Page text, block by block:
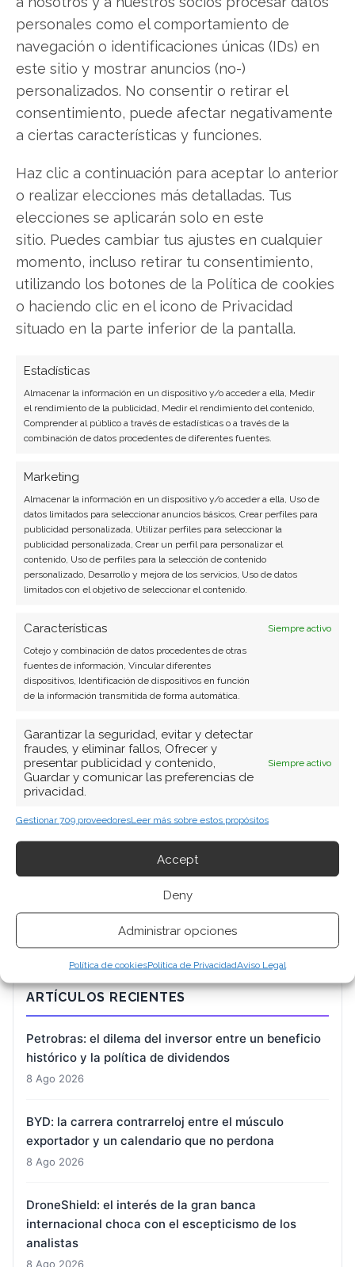
personales como el comportamiento de
navegación o identificaciones únicas (IDs) en
este sitio y mostrar anuncios (no-)
personalizados. No consentir o retirar el
consentimiento, puede afectar negativamente
a ciertas características y funciones.
Haz clic a continuación para aceptar lo anterior
o realizar elecciones más detalladas. Tus
elecciones se aplicarán solo en este
sitio. Puedes cambiar tus ajustes en cualquier
momento, incluso retirar tu consentimiento,
utilizando los botones de la Política de cookies
o haciendo clic en el icono de Privacidad
situado en la parte inferior de la pantalla.
Estadísticas
Almacenar la información en un dispositivo y/o acceder a ella, Medir
el rendimiento de la publicidad, Medir el rendimiento del contenido,
Comprender al público a través de estadísticas o a través de la
combinación de datos procedentes de diferentes fuentes.
Marketing
Almacenar la información en un dispositivo y/o acceder a ella, Uso de
datos limitados para seleccionar anuncios básicos, Crear perfiles para
publicidad personalizada, Utilizar perfiles para seleccionar la
publicidad personalizada, Crear un perfil para personalizar el
contenido, Uso de perfiles para la selección de contenido
personalizado, Desarrollo y mejora de los servicios, Uso de datos
limitados con el objetivo de seleccionar el contenido.
Características
Siempre activo
Cotejo y combinación de datos procedentes de otras
fuentes de información, Vincular diferentes
dispositivos, Identificación de dispositivos en función
de la información transmitida de forma automática.
Garantizar la seguridad, evitar y detectar
fraudes, y eliminar fallos, Ofrecer y
presentar publicidad y contenido,
Guardar y comunicar las preferencias de
privacidad.
Siempre activo
Gestionar 709 proveedoresLeer más sobre estos propósitos
Accept
Deny
Administrar opciones
Política de cookiesPolítica de PrivacidadAviso Legal
Alibaba
Compartir este artículo
Twitter
Facebook
Copiar enlace
SOBRE EL AUTOR
Laura Fernández Silva
Analista tecnológica enfocada en innovación digital,
Colaboradora habitual en medios especializados
del sector tech.
Ver todos los artículos →
BUSCAR
ARTÍCULOS RECIENTES
Petrobras: el dilema del inversor entre un beneficio
histórico y la política de dividendos
8 Ago 2026
BYD: la carrera contrarreloj entre el músculo
exportador y un calendario que no perdona
8 Ago 2026
DroneShield: el interés de la gran banca
internacional choca con el escepticismo de los
analistas
8 Ago 2026